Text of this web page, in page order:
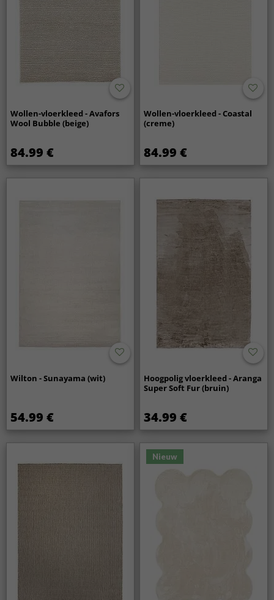
Wollen-vloerkleed - Avafors
Wool Bubble (beige)
84.99 €
Wollen-vloerkleed - Coastal
(creme)
84.99 €
Wilton - Sunayama (wit)
54.99 €
Hoogpolig vloerkleed - Aranga
Super Soft Fur (bruin)
34.99 €
Nieuw